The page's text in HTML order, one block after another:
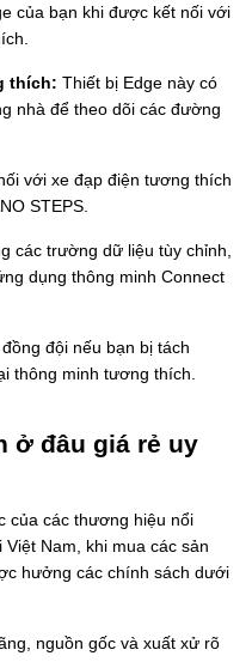
của bạn khi được kết nối với
thích: Thiết bị Edge này có
nhà để theo dõi các đường
với xe đạp điện tương thích
STEPS.
các trường dữ liệu tùy chỉnh,
dụng thông minh Connect
đội nếu bạn bị tách
thông minh tương thích.
ở đâu giá rẻ uy
của các thương hiệu nổi
Nam, khi mua các sản
hưởng các chính sách dưới
nguồn gốc và xuất xử rõ